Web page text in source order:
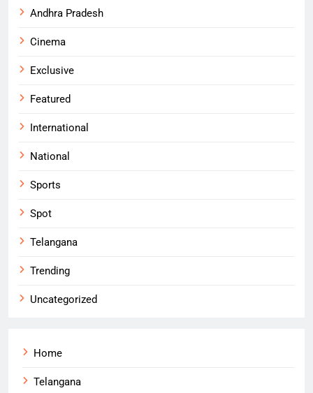
Andhra Pradesh
Cinema
Exclusive
Featured
International
National
Sports
Spot
Telangana
Trending
Uncategorized
Home
Telangana